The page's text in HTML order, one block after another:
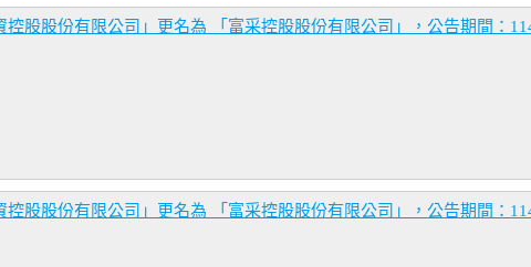
股股份有限公司」更名為 「富采控股股份有限公司」，公告期間：
股股份有限公司」更名為 「富采控股股份有限公司」，公告期間：